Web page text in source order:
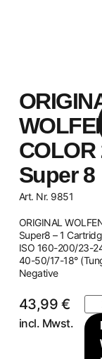
WOLFEN
COLOR
Super 8
Art. Nr. 9851
ORIGINAL
Super8 – 1
ISO 160-200/23-
40-50/17-18°
Negative
43,99 €
incl. Mwst.